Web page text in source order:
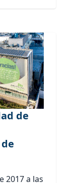
de
2017 a las